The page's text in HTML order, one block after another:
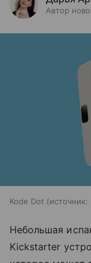
Автор
Kode Dot источник:
Небольшая
Kickstarter